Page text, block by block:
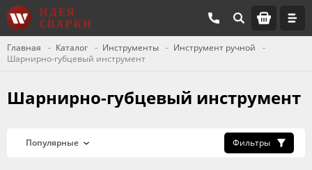
Главная Каталог Инструменты
Инструмент ручной
Шарнирно-губцевый инструмент
Шарнирно-губцевый инструмент
Фильтры